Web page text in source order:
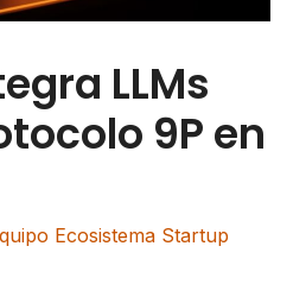
LLMs
9P en
Ecosistema Startup